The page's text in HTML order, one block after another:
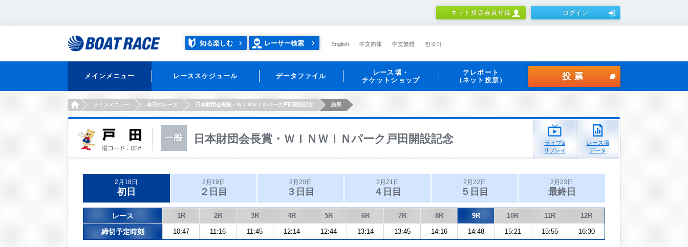
ネット投票会員登録 ログイン
知る楽しむ レーサー検索 English 中文简体 中文繁體 한국어
メインメニュー レーススケジュール データファイル
レース場・
チケットショップ
テレボート
（ネット投票）
投票
HOMEメインメニュー 本日のレース 日本財団会長賞・ＷＩＮＷＩＮパーク戸田開設記念 結果
日本財団会長賞・ＷＩＮＷＩＮパーク戸田開設記念
ライブ&
リプレイ
レース場
データ
2月18日
初日
2月19日
２日目
2月20日
３日目
2月21日
４日目
2月22日
５日目
2月23日
最終日
レース 1R 2R 3R 4R 5R 6R 7R 8R 9R 10R 11R 12R
締切予定時刻 10:47 11:16 11:45 12:14 12:44 13:14 13:45 14:16 14:48 15:21 15:55 16:30